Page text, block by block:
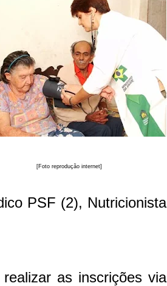
[Foto reprodução internet]
PSF (2), Nutricionista
as inscrições via